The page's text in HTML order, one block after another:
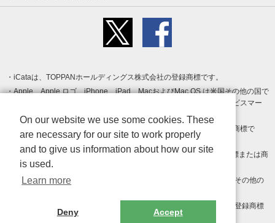
iCataは、TOPPANホールディングス株式会社の登録商標です。
Apple、Apple ロゴ、iPhone、iPad、MacおよびMac OS は米国その他の国で
登録された Apple Inc. の商標です。App Store は Apple Inc. のサービスマー
クです。
Android、Google Play および Google Play ロゴ は Google LLC の商標で
す。
Windows は Microsoft Inc.の米国およびその他の国における登録商標または商
標です。
Adobe、Adobe Reader、Adobe PDF は、Adobe Inc.の米国およびその他の
その他、記載されている会社名、商品名、ロゴは各社の商標または登録商標
On our website we use some cookies. These
are necessary for our site to work properly
and to give us information about how our site
is used.
Learn more
Deny Accept